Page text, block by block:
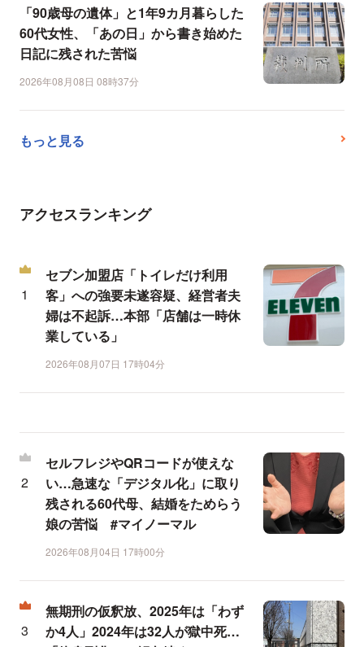
「90歳母の遺体」と1年9カ月暮らした
60代女性、「あの日」から書き始めた
日記に残された苦悩
2026年08月08日 08時37分
もっと見る
アクセスランキング
セブン加盟店「トイレだけ利用
客」への強要未遂容疑、経営者夫
婦は不起訴…本部「店舗は一時休
業している」
2026年08月07日 17時04分
セルフレジやQRコードが使えな
い…急速な「デジタル化」に取り
残される60代母、結婚をためらう
娘の苦悩 #マイノーマル
2026年08月04日 17時00分
無期刑の仮釈放、2025年は「わず
か4人」2024年は32人が獄中死…